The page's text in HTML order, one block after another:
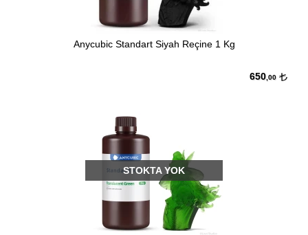
Anycubic Standart Siyah Reçine 1 Kg
650 ,00
STOKTA YOK